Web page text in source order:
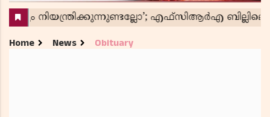
Home News Obituary